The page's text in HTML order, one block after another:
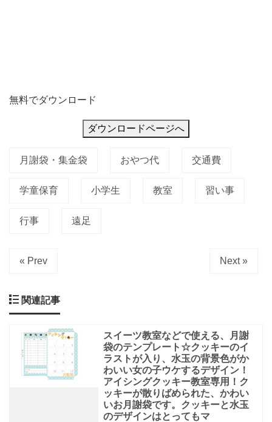
無料でダウンロード
ダウンロードページへ
月謝袋・集金袋 おやつ代 交通費
学童保育 小学生 教室 習い事
行事 遠足
« Prev Next »
関連記事
スイーツ教室などで使える、月謝
袋のテンプレート☆クッキーのイ
ラストが入り、水玉の背景色がか
わいい女の子ウケするデザイン！
アイシングクッキー教室専用！ク
ッキーが散りばめられた、かわい
いお月謝袋です。クッキーと水玉
のデザインはとってもマ